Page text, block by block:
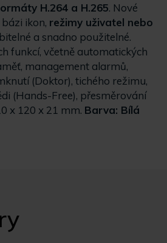
H.264 a H.265. Nové
ikon, režimy uživatel nebo
a snadno použitelné.
funkcí, včetně automatických
management alarmů,
(Doktor), tichého režimu,
(Hands-Free), přesměrování
x 120 x 21 mm. Barva: Bílá